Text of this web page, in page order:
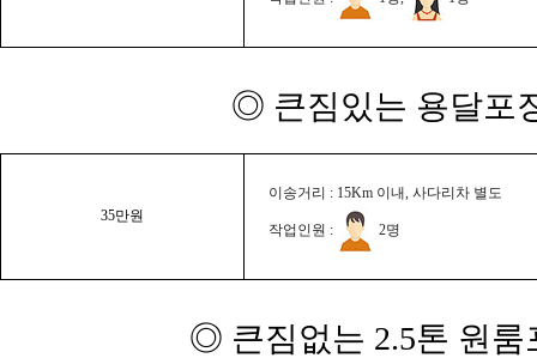
◎ 큰짐있는 용달포
35만원
이송거리 : 15Km 이내, 사다리차 별도
작업인원 : 2명
◎ 큰짐없는 2.5톤 원룸